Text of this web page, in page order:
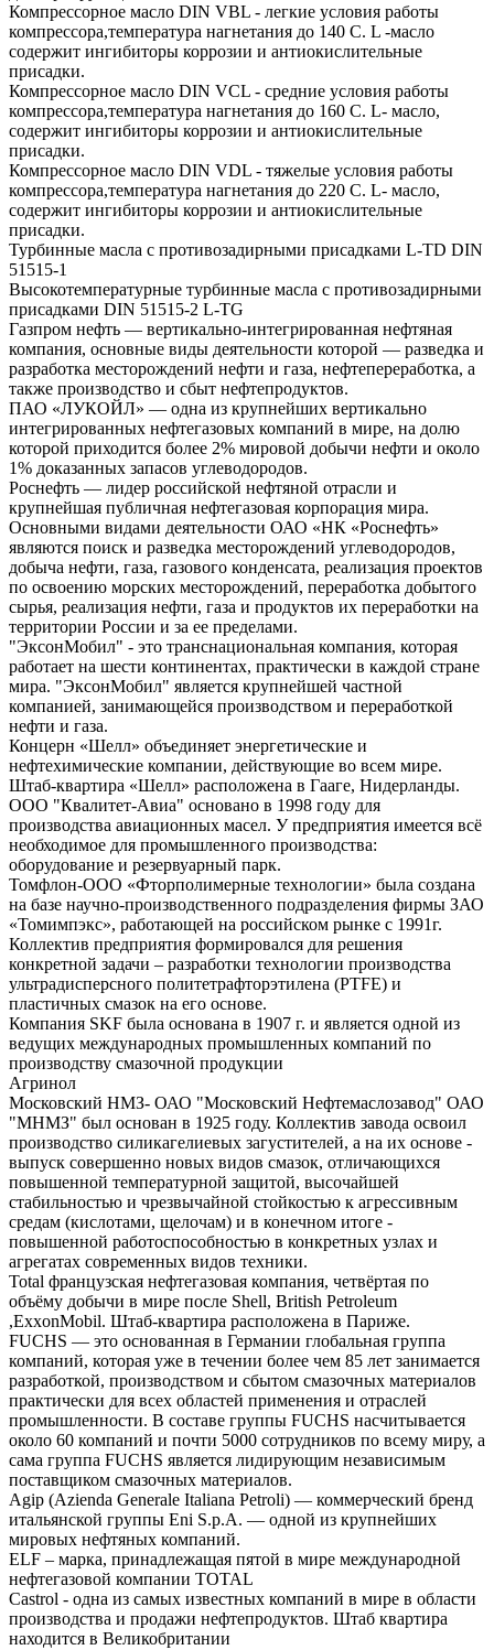
Компрессорное масло DIN VBL - легкие условия работы
компрессора,температура нагнетания до 140 С. L -масло
содержит ингибиторы коррозии и антиокислительные
присадки.
Компрессорное масло DIN VCL - средние условия работы
компрессора,температура нагнетания до 160 С. L- масло,
содержит ингибиторы коррозии и антиокислительные
присадки.
Компрессорное масло DIN VDL - тяжелые условия работы
компрессора,температура нагнетания до 220 С. L- масло,
содержит ингибиторы коррозии и антиокислительные
присадки.
Турбинные масла с противозадирными присадками L-TD DIN
51515-1
Высокотемпературные турбинные масла с противозадирными
присадками DIN 51515-2 L-TG
Газпром нефть — вертикально-интегрированная нефтяная
компания, основные виды деятельности которой — разведка и
разработка месторождений нефти и газа, нефтепереработка, а
также производство и сбыт нефтепродуктов.
ПАО «ЛУКОЙЛ» — одна из крупнейших вертикально
интегрированных нефтегазовых компаний в мире, на долю
которой приходится более 2% мировой добычи нефти и около
1% доказанных запасов углеводородов.
Роснефть — лидер российской нефтяной отрасли и
крупнейшая публичная нефтегазовая корпорация мира.
Основными видами деятельности ОАО «НК «Роснефть»
являются поиск и разведка месторождений углеводородов,
добыча нефти, газа, газового конденсата, реализация проектов
по освоению морских месторождений, переработка добытого
сырья, реализация нефти, газа и продуктов их переработки на
территории России и за ее пределами.
"ЭксонМобил" - это транснациональная компания, которая
работает на шести континентах, практически в каждой стране
мира. "ЭксонМобил" является крупнейшей частной
компанией, занимающейся производством и переработкой
нефти и газа.
Концерн «Шелл» объединяет энергетические и
нефтехимические компании, действующие во всем мире.
Штаб-квартира «Шелл» расположена в Гааге, Нидерланды.
ООО "Квалитет-Авиа" основано в 1998 году для
производства авиационных масел. У предприятия имеется всё
необходимое для промышленного производства:
оборудование и резервуарный парк.
Томфлон-ООО «Фторполимерные технологии» была создана
на базе научно-производственного подразделения фирмы ЗАО
«Томимпэкс», работающей на российском рынке с 1991г.
Коллектив предприятия формировался для решения
конкретной задачи – разработки технологии производства
ультрадисперсного политетрафторэтилена (PTFE) и
пластичных смазок на его основе.
Компания SKF была основана в 1907 г. и является одной из
ведущих международных промышленных компаний по
производству смазочной продукции
Агринол
Московский НМЗ- ОАО "Московский Нефтемаслозавод" ОАО
"МНМЗ" был основан в 1925 году. Коллектив завода освоил
производство силикагелиевых загустителей, а на их основе -
выпуск совершенно новых видов смазок, отличающихся
повышенной температурной защитой, высочайшей
стабильностью и чрезвычайной стойкостью к агрессивным
средам (кислотами, щелочам) и в конечном итоге -
повышенной работоспособностью в конкретных узлах и
агрегатах современных видов техники.
Total французская нефтегазовая компания, четвёртая по
объёму добычи в мире после Shell, British Petroleum
,ExxonMobil. Штаб-квартира расположена в Париже.
FUCHS — это основанная в Германии глобальная группа
компаний, которая уже в течении более чем 85 лет занимается
разработкой, производством и сбытом смазочных материалов
практически для всех областей применения и отраслей
промышленности. В составе группы FUCHS насчитывается
около 60 компаний и почти 5000 сотрудников по всему миру, а
сама группа FUCHS является лидирующим независимым
поставщиком смазочных материалов.
Agip (Azienda Generale Italiana Petroli) — коммерческий бренд
итальянской группы Eni S.p.A. — одной из крупнейших
мировых нефтяных компаний.
ELF – марка, принадлежащая пятой в мире международной
нефтегазовой компании TOTAL
Castrol - одна из самых известных компаний в мире в области
производства и продажи нефтепродуктов. Штаб квартира
находится в Великобритании